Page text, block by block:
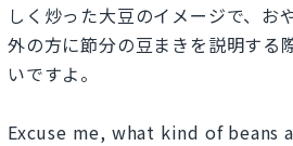
しく炒った大豆のイメージで、お
外の方に節分の豆まきを説明す
いですよ。
Excuse me, what kind of beans